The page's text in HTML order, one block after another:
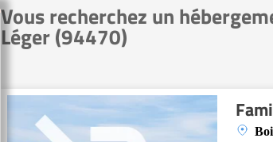
Vous recherchez un
Léger (94470)